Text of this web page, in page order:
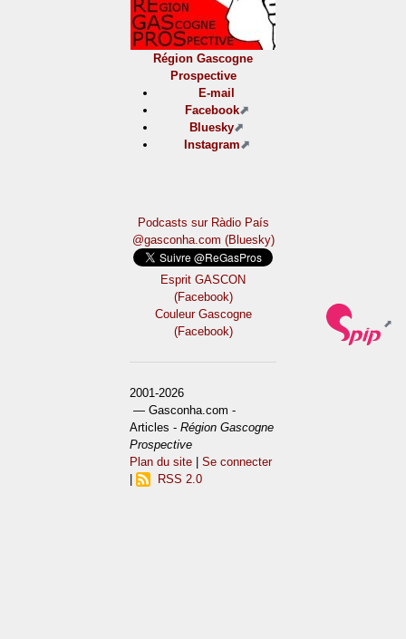
Région Gascogne
Prospective
E-mail
Facebook
Bluesky
Instagram
Podcasts sur Ràdio País
@gasconha.com (Bluesky)
Esprit GASCON
(Facebook)
Couleur Gascogne
(Facebook)
2001-2026
— Gasconha.com -
Articles -Région Gascogne
Prospective
Plan du site |Se connecter
RSS 2.0